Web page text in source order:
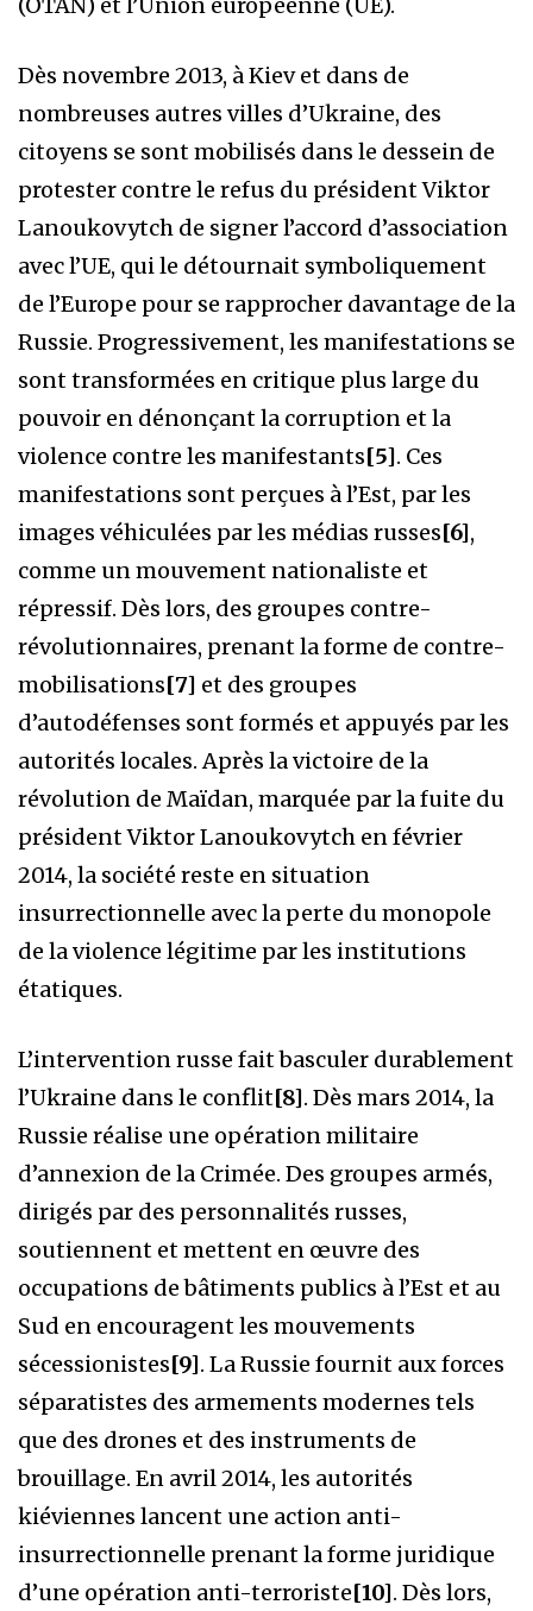
(OTAN) et l’Union européenne (UE).
Dès novembre 2013, à Kiev et dans de
nombreuses autres villes d’Ukraine, des
citoyens se sont mobilisés dans le dessein de
protester contre le refus du président Viktor
Lanoukovytch de signer l’accord d’association
avec l’UE, qui le détournait symboliquement
de l’Europe pour se rapprocher davantage de la
Russie. Progressivement, les manifestations se
sont transformées en critique plus large du
pouvoir en dénonçant la corruption et la
violence contre les manifestants[5]. Ces
manifestations sont perçues à l’Est, par les
images véhiculées par les médias russes[6],
comme un mouvement nationaliste et
répressif. Dès lors, des groupes contre-
révolutionnaires, prenant la forme de contre-
mobilisations[7] et des groupes
d’autodéfenses sont formés et appuyés par les
autorités locales. Après la victoire de la
révolution de Maïdan, marquée par la fuite du
président Viktor Lanoukovytch en février
2014, la société reste en situation
insurrectionnelle avec la perte du monopole
de la violence légitime par les institutions
étatiques.
L’intervention russe fait basculer durablement
l’Ukraine dans le conflit[8]. Dès mars 2014, la
Russie réalise une opération militaire
d’annexion de la Crimée. Des groupes armés,
dirigés par des personnalités russes,
soutiennent et mettent en œuvre des
occupations de bâtiments publics à l’Est et au
Sud en encouragent les mouvements
sécessionistes[9]. La Russie fournit aux forces
séparatistes des armements modernes tels
que des drones et des instruments de
brouillage. En avril 2014, les autorités
kiéviennes lancent une action anti-
insurrectionnelle prenant la forme juridique
d’une opération anti-terroriste[10]. Dès lors,